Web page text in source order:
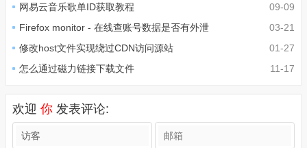
09-09
网易云音乐歌单ID获取教程
03-21
Firefox monitor - 在线查账号数据是否有外泄
01-27
修改host文件实现绕过CDN访问源站
11-17
怎么通过磁力链接下载文件
欢迎 你 发表评论: